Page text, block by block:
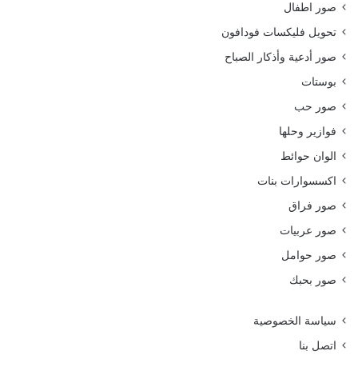
صور اطفال
تحويل فليكسات فودافون
صور أدعية وأذكار الصباح
بوستات
صور حب
فوازير وحلها
الوان حوائط
اكسسوارات بنات
صور فراق
صور عربيات
صور حوامل
صور بحبك
سياسة الخصوصية
اتصل بنا